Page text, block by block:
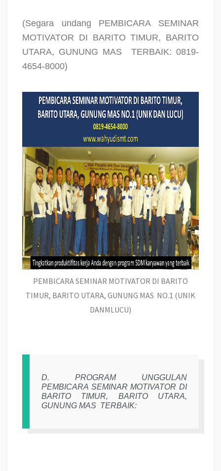
(Segara undang PEMBICARA SEMINAR
MOTIVATOR DI BARITO TIMUR, BARITO
UTARA, GUNUNG MAS
TERBAIK: 0819-
4654-8000)
PEMBICARA SEMINAR MOTIVATOR DI BARITO
TIMUR, BARITO UTARA, GUNUNG MAS NO.1 (UNIK
DANMLUCU)
D. PROGRAM UNGGULAN
PEMBICARA SEMINAR MOTIVATOR DI
BARITO TIMUR, BARITO UTARA,
GUNUNG MAS TERBAIK: